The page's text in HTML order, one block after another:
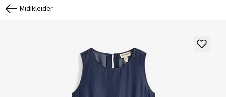
Midikleider